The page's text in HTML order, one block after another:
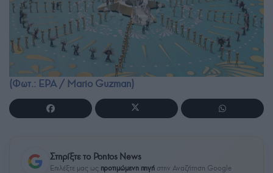
(Φωτ.: EPA / Mario Guzman)
Στηρίξτε το Pontos News
Επιλέξτε μας ως προτιμώμενη πηγή στην Αναζήτηση Google